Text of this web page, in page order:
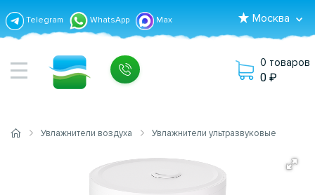
Telegram WhatsApp Max Москва
0 товаров
0
Увлажнители воздуха Увлажнители ультразвуковые